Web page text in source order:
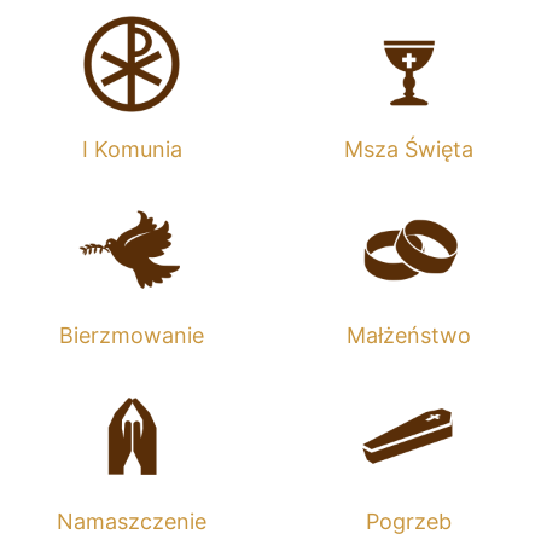
I Komunia Msza Święta
Bierzmowanie Małżeństwo
Namaszczenie Pogrzeb